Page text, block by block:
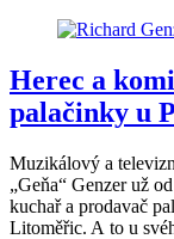
Herec a
palačinky u
Muzikálový a
„Geňa“ Genzer už
kuchař a prodavač
Litoměřic. A to u